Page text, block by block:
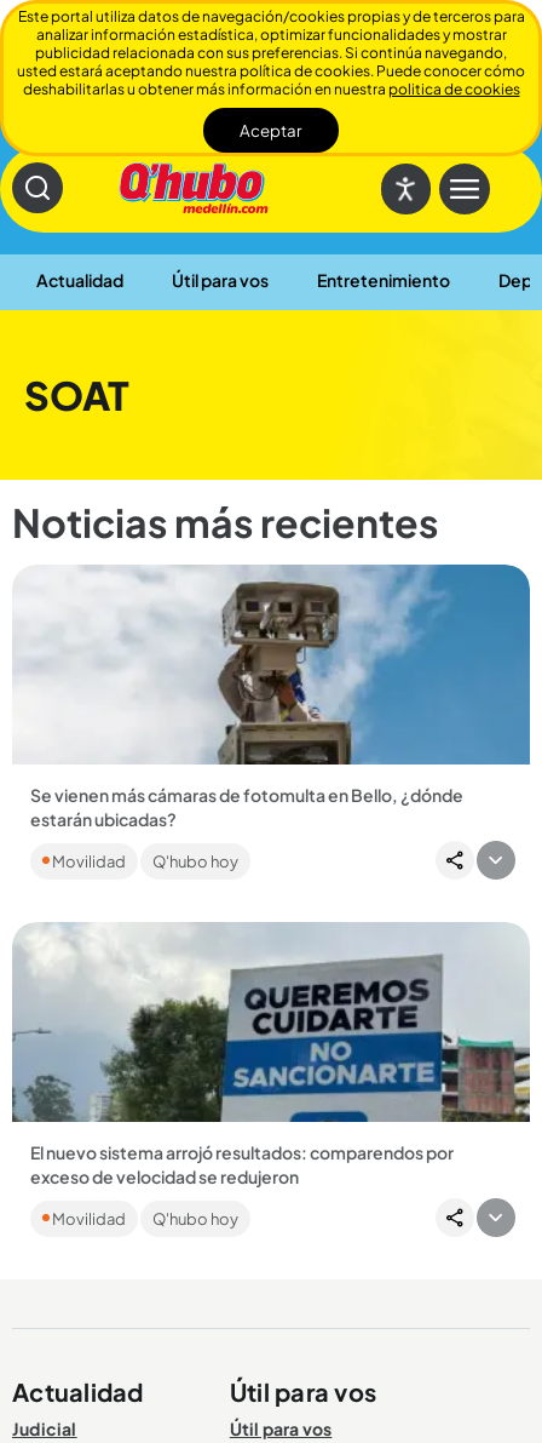
Actualidad Útil para vos Entretenimiento
Cerrar
SOAT
Noticias más recientes
Se vienen más cámaras de fotomulta en Bello, ¿dónde
estarán ubicadas?
Serán 23 cámaras ubicadas en quince puntos estratégicos
de alta accidentalidad y la reiteración de infracciones....
Movilidad Q'hubo hoy
Compartir Noticia
El nuevo sistema arrojó resultados: comparendos por
exceso de velocidad se redujeron
redujeron en un 27 % y un 21 %....
Movilidad Q'hubo hoy
Compartir Noticia
Actualidad
Judicial
Útil para vos
Útil para vos
Este portal utiliza datos de navegación/cookies propias y de terceros para
analizar información estadística, optimizar funcionalidades y mostrar
publicidad relacionada con sus preferencias. Si continúa navegando,
usted estará aceptando nuestra política de cookies. Puede conocer cómo
deshabilitarlas u obtener más información en nuestra politica de cookies
Aceptar